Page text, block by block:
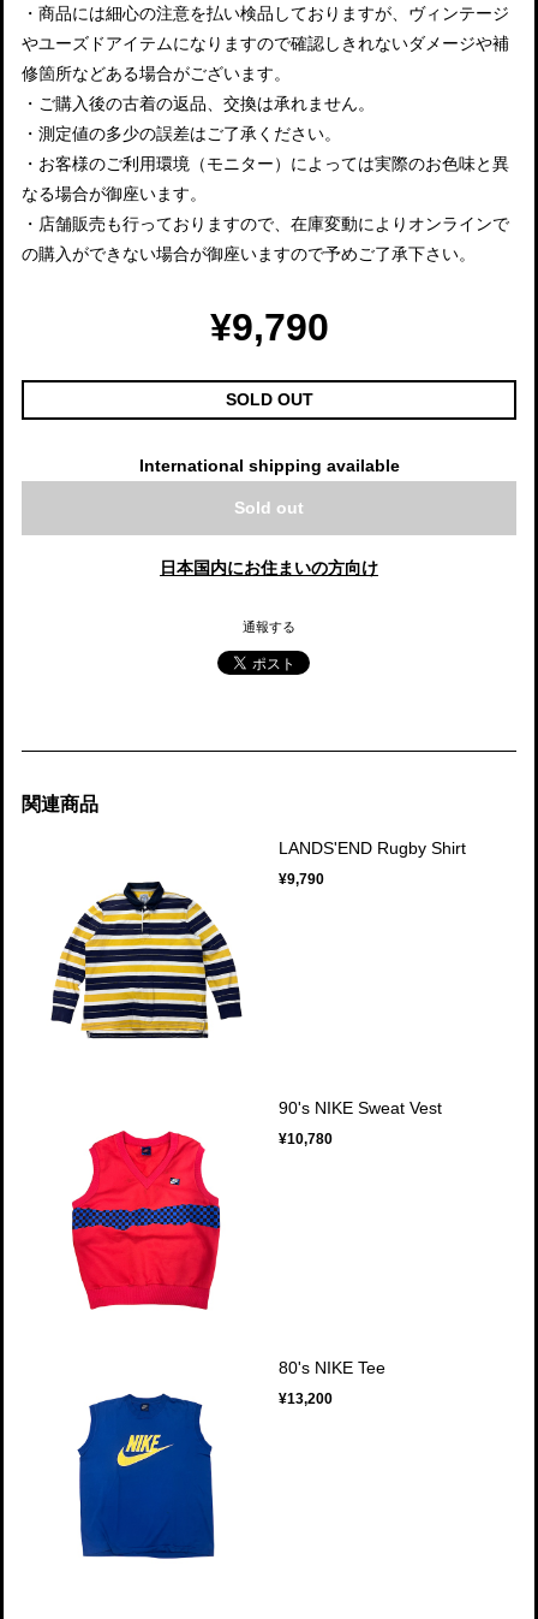
・商品には細心の注意を払い検品しておりますが、ヴィンテージ
やユーズドアイテムになりますので確認しきれないダメージや補
修箇所などある場合がございます。
・ご購入後の古着の返品、交換は承れません。
・測定値の多少の誤差はご了承ください。
・お客様のご利用環境（モニター）によっては実際のお色味と異
なる場合が御座います。
・店舗販売も行っておりますので、在庫変動によりオンラインで
の購入ができない場合が御座いますので予めご了承下さい。
¥9,790
SOLD OUT
International shipping available
Sold out
日本国内にお住まいの方向け
通報する
関連商品
LANDS'END Rugby Shirt
¥9,790
90's NIKE Sweat Vest
¥10,780
80's NIKE Tee
¥13,200